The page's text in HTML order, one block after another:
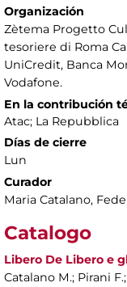
Organización
Zètema Progetto
tesoriere di Roma
UniCredit, Banca
Vodafone.
En la contribución
Atac; La Repubblica
Días de cierre
Lun
Curador
Maria Catalano,
Catalogo
Libero De Libero e
Catalano M.; Pirani